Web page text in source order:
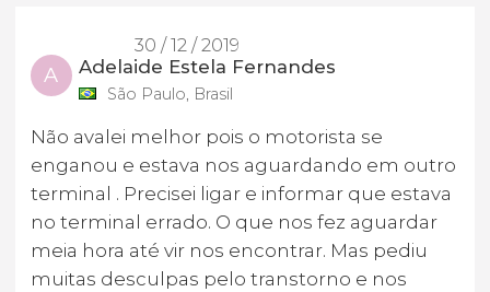
30 / 12 / 2019
A Adelaide Estela Fernandes
São Paulo, Brasil
Não avalei melhor pois o motorista se
enganou e estava nos aguardando em outro
terminal . Precisei ligar e informar que estava
no terminal errado. O que nos fez aguardar
meia hora até vir nos encontrar. Mas pediu
muitas desculpas pelo transtorno e nos